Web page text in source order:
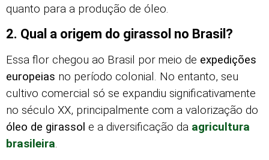
quanto para a produção de óleo.
2. Qual a origem do girassol no Brasil?
Essa flor chegou ao Brasil por meio de expedições
europeias no período colonial. No entanto, seu
cultivo comercial só se expandiu significativamente
no século XX, principalmente com a valorização do
óleo de girassol e a diversificação da agricultura
brasileira.